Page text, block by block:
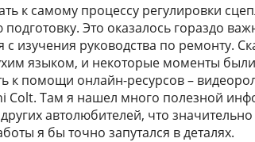
к самому процессу регулировки
Это оказалось гораздо
с изучения руководства по ремонту.
языком, и некоторые моменты
к помощи онлайн-ресурсов –
Colt. Там я нашел много полезной
автолюбителей, что
я бы точно запутался в деталях.